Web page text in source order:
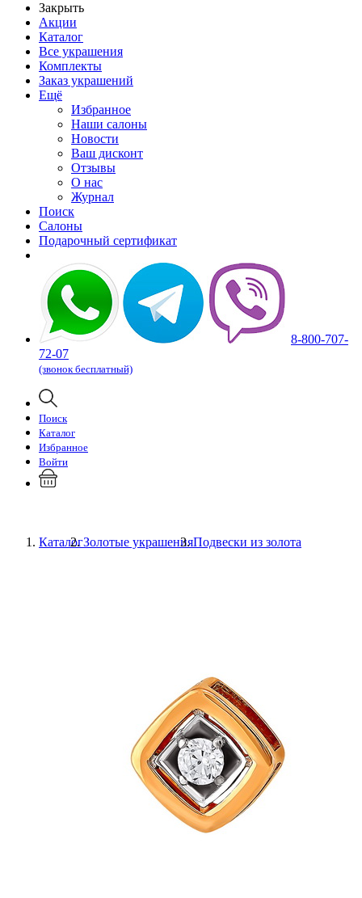
Закрыть
Акции
Каталог
Все украшения
Комплекты
Заказ украшений
Ещё
Избранное
Наши салоны
Новости
Ваш дисконт
Отзывы
О нас
Журнал
Поиск
Салоны
Подарочный сертификат
8-800-707-
72-07
(звонок бесплатный)
Поиск
Каталог
Избранное
Войти
КаталогЗолотые украшенияПодвески из золота